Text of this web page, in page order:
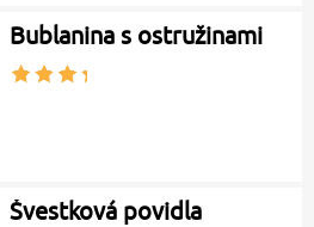
Bublanina s ostružinami
Švestková povidla